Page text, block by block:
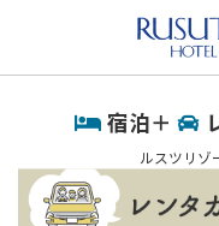
宿泊＋
ルスツリゾ